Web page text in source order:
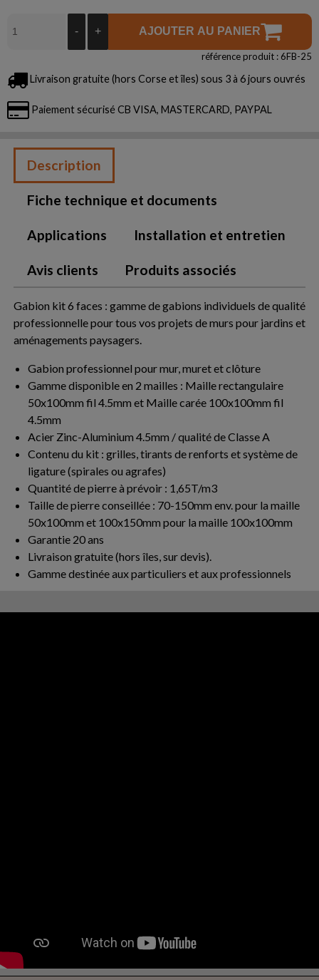
- + AJOUTER AU PANIER
référence produit : 6FB-25
Livraison gratuite (hors Corse et îles) sous 3 à 6 jours ouvrés
Paiement sécurisé CB VISA, MASTERCARD, PAYPAL
Description
Fiche technique et documents
Applications Installation et entretien
Avis clients Produits associés
Gabion kit 6 faces : gamme de gabions individuels de qualité
professionnelle pour tous vos projets de murs pour jardins et
aménagements paysagers.
Gabion professionnel pour mur, muret et clôture
Gamme disponible en 2 mailles : Maille rectangulaire
50x100mm fil 4.5mm et Maille carée 100x100mm fil
4.5mm
Acier Zinc-Aluminium 4.5mm / qualité de Classe A
Contenu du kit : grilles, tirants de renforts et système de
ligature (spirales ou agrafes)
Quantité de pierre à prévoir : 1,65T/m3
Taille de pierre conseillée : 70-150mm env. pour la maille
50x100mm et 100x150mm pour la maille 100x100mm
Garantie 20 ans
Livraison gratuite (hors îles, sur devis).
Gamme destinée aux particuliers et aux professionnels